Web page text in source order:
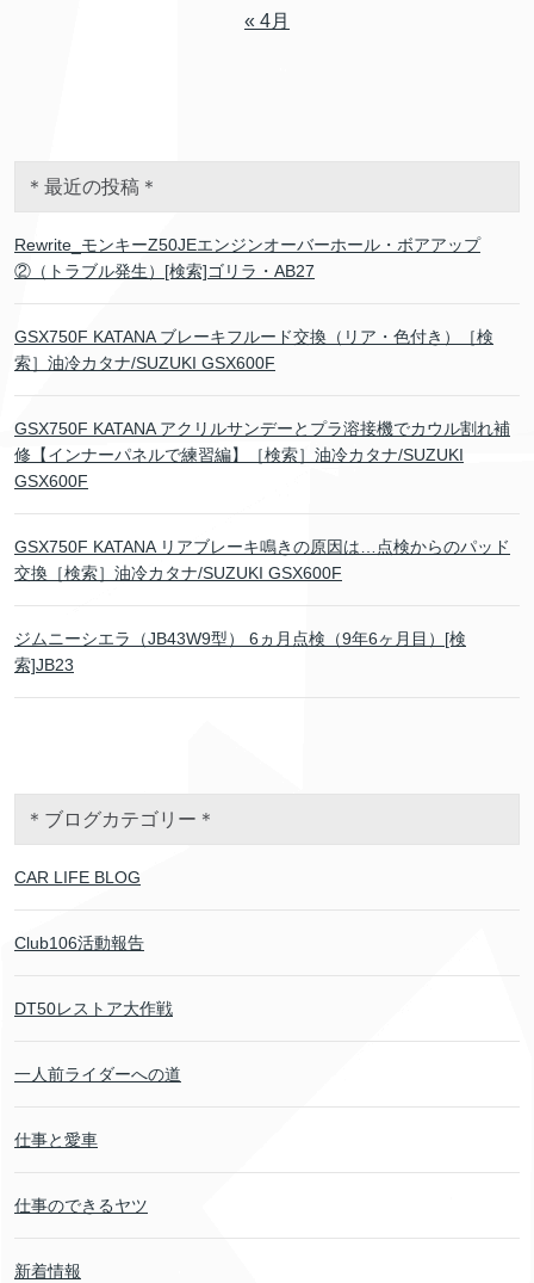
« 4月
＊最近の投稿＊
Rewrite_モンキーZ50JEエンジンオーバーホール・ボアアップ
②（トラブル発生）[検索]ゴリラ・AB27
GSX750F KATANA ブレーキフルード交換（リア・色付き）［検
索］油冷カタナ/SUZUKI GSX600F
GSX750F KATANA アクリルサンデーとプラ溶接機でカウル割れ補
修【インナーパネルで練習編】［検索］油冷カタナ/SUZUKI
GSX600F
GSX750F KATANA リアブレーキ鳴きの原因は…点検からのパッド
交換［検索］油冷カタナ/SUZUKI GSX600F
ジムニーシエラ（JB43W9型） 6ヵ月点検（9年6ヶ月目）[検
索]JB23
＊ブログカテゴリー＊
CAR LIFE BLOG
Club106活動報告
DT50レストア大作戦
一人前ライダーへの道
仕事と愛車
仕事のできるヤツ
新着情報